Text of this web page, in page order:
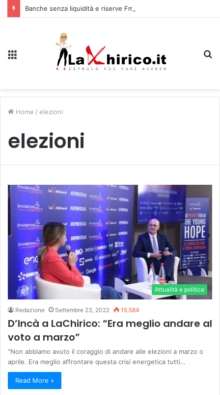
Home / elezioni
elezioni
Attualità e politica
Redazione Settembre 23, 2022 15.584
D’Incà a LaChirico: “Era meglio andare al
voto a marzo”
“Non abbiamo avuto il coraggio di andare alle elezioni a marzo o
aprile. Era meglio affrontare questa crisi energetica tutti…
Read More »